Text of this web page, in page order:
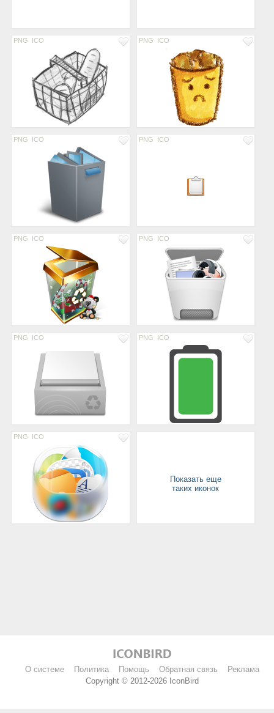
PNG ICO PNG ICO
PNG ICO PNG ICO
PNG ICO PNG ICO
PNG ICO PNG ICO
PNG ICO
Показать еще
таких иконок
О системе Политика Помощь Обратная связь
Реклама
Copyright © 2012-2026 IconBird